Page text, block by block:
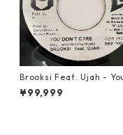
Brooksi Feat. Ujah -
n't Care【7-20970】
¥99,999